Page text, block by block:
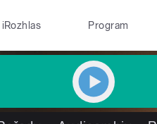
iRozhlas Program